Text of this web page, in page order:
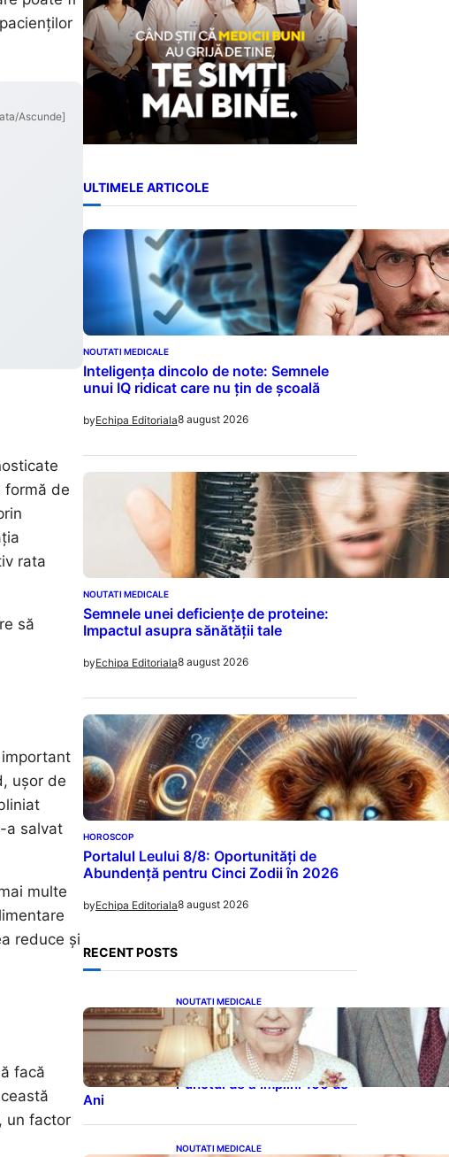
Ascunde]
formă de
rata
să
ușor de
a salvat
multe
reduce și
facă
un factor
ULTIMELE ARTICOLE
NOUTATI MEDICALE
Inteligența dincolo de note: Semnele
unui IQ ridicat care nu țin de școală
byEchipa Editoriala8 august 2026
NOUTATI MEDICALE
Semnele unei deficiențe de proteine:
Impactul asupra sănătății tale
byEchipa Editoriala8 august 2026
HOROSCOP
Portalul Leului 8/8: Oportunități de
Abundență pentru Cinci Zodii în 2026
byEchipa Editoriala8 august 2026
RECENT POSTS
NOUTATI MEDICALE
Longevitatea în Rândul
Celebrităților: Lecții din
Viața Prințului Philip și a
Altora care Au Fost Pe
Punctul de a Împlini 100 de
Ani
NOUTATI MEDICALE